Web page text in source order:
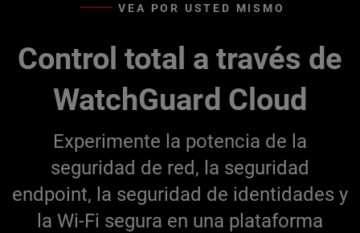
VEA POR USTED MISMO
Control total a través de
WatchGuard Cloud
Experimente la potencia de la
seguridad de red, la seguridad
endpoint, la seguridad de identidades y
la Wi-Fi segura en una plataforma